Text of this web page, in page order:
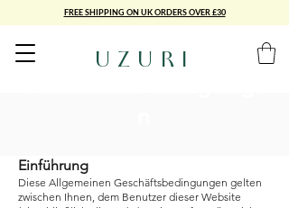
FREE SHIPPING ON UK ORDERS OVER £30
UZURI
Einführung
Diese Allgemeinen Geschäftsbedingungen gelten
zwischen Ihnen, dem Benutzer dieser Website